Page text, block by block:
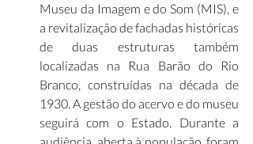
Museu da Imagem e do Som (MIS), e
a revitalização de fachadas históricas
de duas estruturas também
localizadas na Rua Barão do Rio
Branco, construídas na década de
1930. A gestão do acervo e do museu
seguirá com o Estado. Durante a